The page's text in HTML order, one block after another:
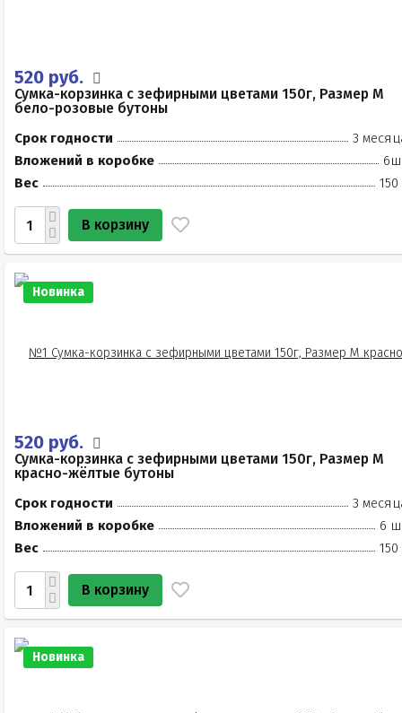
520 руб.
Сумка-корзинка с зефирными цветами 150г, Размер М
бело-розовые бутоны
Срок годности
3
Вложений в коробке
Вес
150
В корзину
Новинка
520 руб.
Сумка-корзинка с зефирными цветами 150г, Размер М
красно-жёлтые бутоны
Срок годности
3
Вложений в коробке
6
Вес
150
В корзину
Новинка